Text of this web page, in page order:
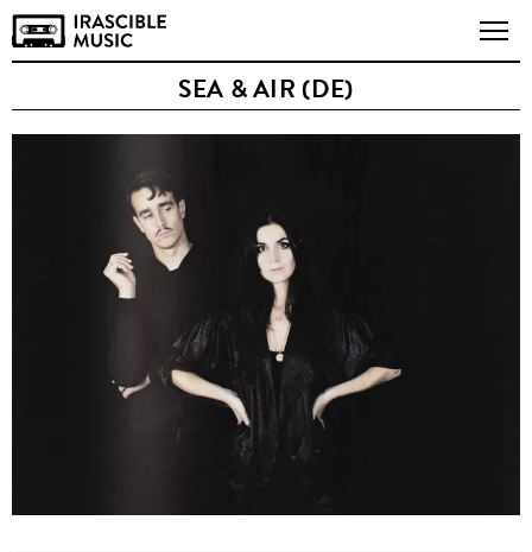
SEA & AIR (DE)